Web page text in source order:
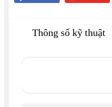
Thông số kỹ thuật